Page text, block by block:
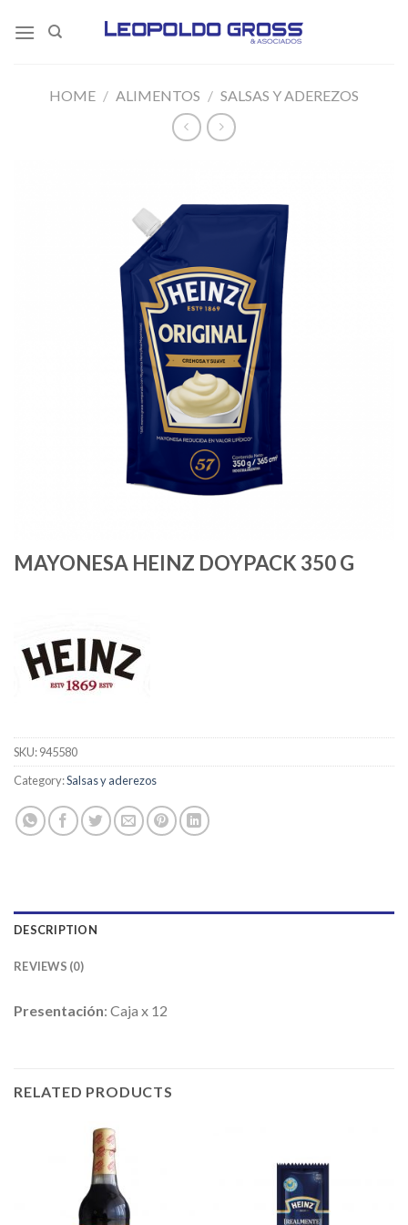
HOME / ALIMENTOS / SALSAS Y ADEREZOS
MAYONESA HEINZ DOYPACK 350 G
SKU:945580
Category:Salsas y aderezos
DESCRIPTION
REVIEWS (0)
Presentación: Caja x 12
RELATED PRODUCTS